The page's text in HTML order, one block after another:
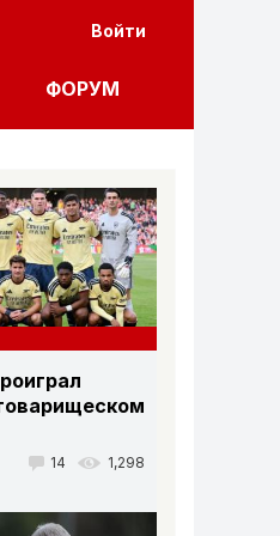
User
Войти
ФОРУМ
14 1,298